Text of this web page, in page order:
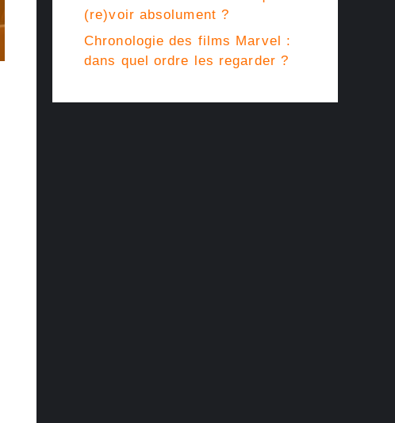
(re)voir absolument ?
Chronologie des films Marvel :
dans quel ordre les regarder ?